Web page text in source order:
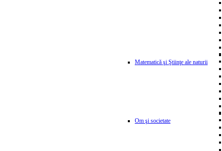
Matematică şi Ştiinţe ale naturii
Om şi societate